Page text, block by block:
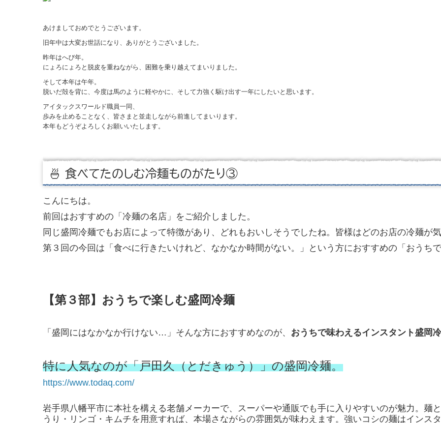
あけましておめでとうございます。
旧年中は大変お世話になり、ありがとうございました。
昨年はへび年。
にょろにょろと脱皮を重ねながら、困難を乗り越えてまいりました。
そして本年は午年。
脱いだ殻を背に、今度は馬のように軽やかに、そして力強く駆け出す一年にしたいと思います。
アイタックスワールド職員一同、
歩みを止めることなく、皆さまと並走しながら前進してまいります。
本年もどうぞよろしくお願いいたします。
🍜 食べてたのしむ冷麺ものがたり③
こんにちは。
前回はおすすめの「冷麺の名店」をご紹介しました。
同じ盛岡冷麺でもお店によって特徴があり、どれもおいしそうでしたね。皆様はどのお店の冷麺が
第３回の今回は「食べに行きたいけれど、なかなか時間がない。」という方におすすめの「おうち
【第３部】 おうちで楽しむ盛岡冷麺
「盛岡にはなかなか行けない…」そんな方におすすめなのが、 おうちで味わえるインスタント盛岡
特に人気なのが「戸田久（とだきゅう）」の盛岡冷麺。
https://www.todaq.com/
岩手県八幡平市に本社を構える老舗メーカーで、スーパーや通販でも手に入りやすいのが魅力。麺
うり・リンゴ・キムチを用意すれば、本場さながらの雰囲気が味わえます。強いコシの麺はインス